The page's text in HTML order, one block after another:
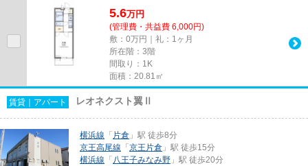
5.6万円
(管理費・共益費 6,000円)
敷：0万円｜礼：1ヶ月
所在階：3階
間取り：1K
面積：20.81㎡
賃貸｜アパート レオネクスト翼Ⅱ
横浜線 「 片倉 」駅 徒歩8分
京王高尾線 「京王片倉 」駅 徒歩15分
横浜線 「 八王子みなみ野 」駅 徒歩20分